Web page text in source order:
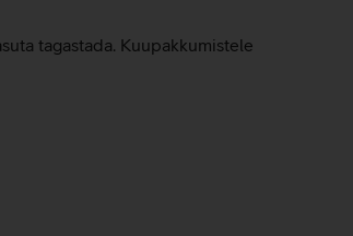
tagastada. Kuupakkumistele